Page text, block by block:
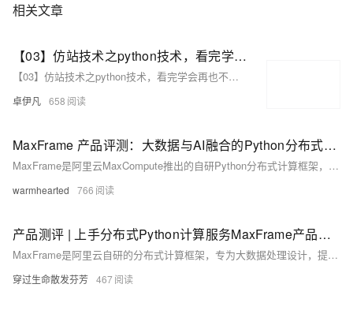
相关文章
【03】仿站技术之python技术，看完学会再也不用去购买收费工具了-修改整体页面做好安卓下载发给客户-并且开始提交网站公安备案-作为APP下载落地页文娱产品一定要备案-包括安卓android下载（简单）-ios苹果plist下载（稍微麻烦一丢丢）-优雅草卓伊凡
【03】仿站技术之python技术，看完学会再也不用去购买收费工具了-修改整体页面做好安卓下载发给客户-并且开始提交网站公安备案-作为APP下载落地页文娱产品一定要备案-包括安卓android下载（简单）-ios苹果plist下载（稍微麻烦一丢丢）-优雅草卓伊凡
卓伊凡 658
MaxFrame 产品评测：大数据与AI融合的Python分布式计算框架
MaxFrame是阿里云MaxCompute推出的自研Python分布式计算框架，支持大规模数据处理与AI应用。它提供类似Pandas的API，简化开发流程，并兼容多种机器学习库，加速模型训练前的数据准备。MaxFrame融合大数据和AI，提升效率、促进协作、增强创新能力。尽管初次配置稍显复杂，但其强大的功能集、性能优化及开放性使其成为现代企业与研究机构的理想选择。未来有望进一步简化使用门槛并加强社区建设。
warmhearted 766
产品测评 | 上手分布式Python计算服务MaxFrame产品最佳实践
MaxFrame是阿里云自研的分布式计算框架，专为大数据处理设计，提供高效便捷的Python开发体验。其主要功能包括Python编程接口、直接利用MaxCompute资源、与MaxCompute Notebook集成及镜像管理功能。本文基于MaxFrame最佳实践，详细介绍了在DataWorks中使用MaxFrame创建数据源、PyODPS节点和MaxFrame会话的过程，并展示了如何通过MaxFrame实现分布式Pandas处理和大语言模型数据处理。测评反馈指出，虽然MaxFrame具备强大的数据处理能力，但在文档细节和新手友好性方面仍有改进空间。
穿过生命散发芬芳 467